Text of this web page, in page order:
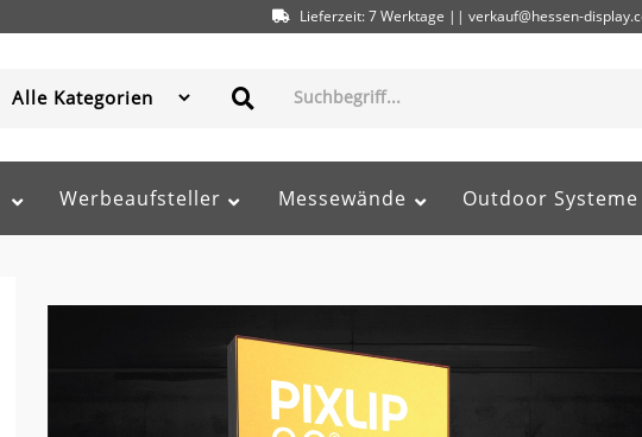
Lieferzeit: 7 Werktage || verkauf@hessen-
Werbeaufsteller Messewände Outdoor Systeme
95617584000